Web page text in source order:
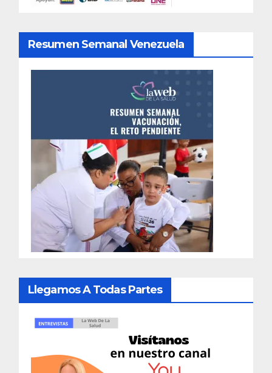
Resumen Semanal Venezuela
Llegamos A Todas Partes